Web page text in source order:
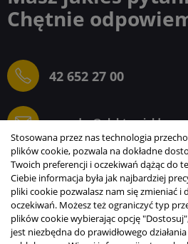
Chętnie
42 652 27 00
ELEKTROGIEŁDA
SP.J.
INFORMACJE
Stosowana przez nas technologia
plików cookie, pozwala na dokładne
Twoich preferencji i oczekiwań dążąc do
Ciebie informacja była jak najbardziej
pliki cookie pozwalasz nam się zmieniać i
oczekiwań. Możesz też ograniczyć typ
plików cookie wybierając opcję
jest niezbędna do prawidłowego